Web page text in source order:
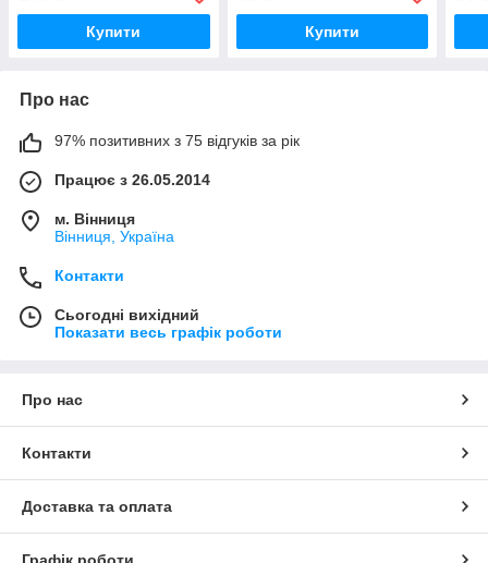
Купити Купити
Про нас
97% позитивних з 75 відгуків за рік
Працює з 26.05.2014
м. Вінниця
Вінниця, Україна
Контакти
Сьогодні вихідний
Показати весь графік роботи
Про нас
Контакти
Доставка та оплата